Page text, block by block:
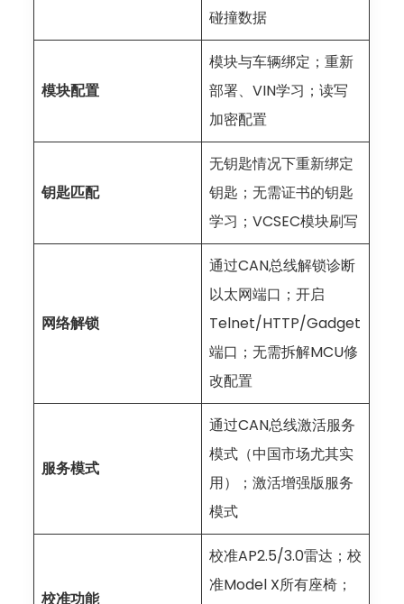
碰撞数据
模块配置
模块与车辆绑定；重新
部署、VIN学习；读写
加密配置
钥匙匹配
无钥匙情况下重新绑定
钥匙；无需证书的钥匙
学习；VCSEC模块刷写
网络解锁
通过CAN总线解锁诊断
以太网端口；开启
Telnet/HTTP/Gadget
端口；无需拆解MCU修
改配置
服务模式
通过CAN总线激活服务
模式（中国市场尤其实
用）；激活增强版服务
模式
校准功能
校准AP2.5/3.0雷达；校
准Model X所有座椅；